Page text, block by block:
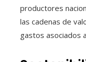
productores
las cadenas de
gastos asociados